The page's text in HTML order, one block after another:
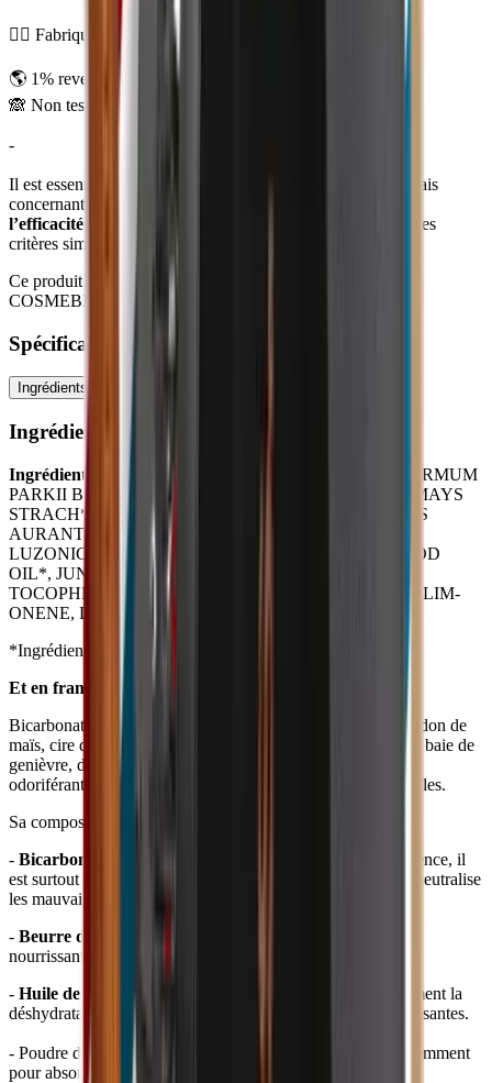
✊🏼 Fabriqué en France
🌎 1% reversé pour la Planète
🙈 Non testé sur animaux
-
Il est essentiel d'adopter
. Mais
concernant le déodorant, on est souvent plus regardant sur
l’efficacité plutôt que sur la composition
. Pourtant quelques
critères simples permettent de s’y retrouver.
Ce produit est achetable en éco-chèques car il est labéllisé
COSMEBIO et de la gamme en route vers le zéro déchet.
Spécifications
Ingrédients
Ingrédients
Ingrédients
: SODIUM BICARBONATE, BUTYROSPERMUM
PARKII BUTTER*, COCOS NU- CIFERA OIL*, ZEA MAYS
STRACH*, COPERNICIA CERIFERA CERA*, CITRUS
AURANTIUM BERGAMIA PEEL OIL*, CANARIUM
LUZONICUM GUM OIL, CEDRUS ATLANTICA WOOD
OIL*, JUNIPERUS COMMUNIS FRUIT OIL*,
TOCOPHEROL, HELIANTHUS ANNUUS SEED OIL, LIM-
ONENE, LINALOOL, CITRAL, GERANIOL.
*Ingrédient issu de l’agriculture biologique
Et en français s'il vous plait ?
Bicarbonate de sodium, beurre de karité, huile de coco, amidon de
maïs, cire de carnauba, huiles essentielles de bergamotte, de baie de
genièvre, d'elemi et d'écorce de cèdre de l'Atlas, substance
odoriférante présente à l’état naturel dans les huiles essentielles.
Sa composition est très simple, avec notamment :
- Bicarbonate de sodium :
produit multi-usages par excellence, il
est surtout connu comme un excellent agent déodorant qui neutralise
les mauvaises odeurs.
- Beurre de karité :
connu pour ses vertues hydratantes et
nourrissantes, il va prendre soin de vos aisselles en douceur.
- Huile de coco :
très nourrissante, elle réduit considérablement la
déshydratation de la peau en plus d'avoir des propriétés apaisantes.
- Poudre d'amidon de maïs : il est connu en cosmétique notamment
pour absorber l'humidité, idéal dans un déodorant !